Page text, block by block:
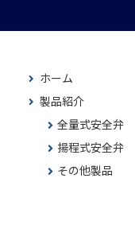
ホーム
製品紹介
全量式安全弁
揚程式安全弁
その他製品